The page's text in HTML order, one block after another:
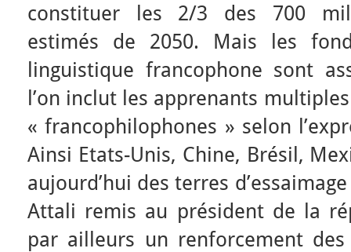
constituer les 2/3 des 700
estimés de 2050. Mais les
linguistique francophone sont
l’on inclut les apprenants
« francophilophones » selon
Ainsi Etats-Unis, Chine, Brésil,
aujourd’hui des terres
Attali remis au président de la
par ailleurs un renforcement